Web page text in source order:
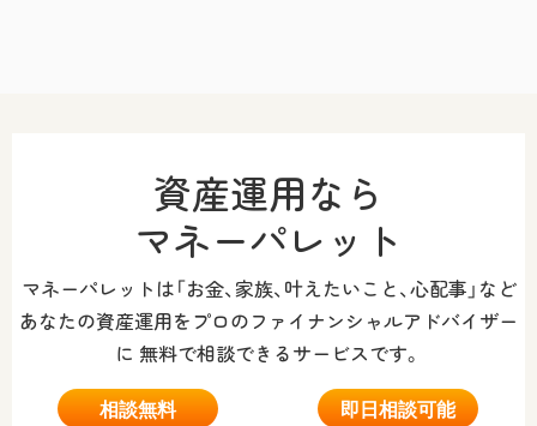
資産運用なら
マネーパレット
マネーパレットは「お金、家族、叶えたいこと、心配事」など
あなたの資産運用をプロのファイナンシャルアドバイザー
に 無料で相談できるサービスです。